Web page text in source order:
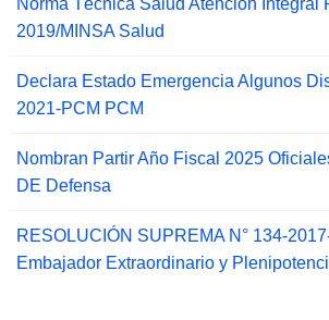
2019/MINSA Salud
Declara Estado Emergencia Algunos
2021-PCM PCM
Nombran Partir Año Fiscal 2025
DE Defensa
RESOLUCIÓN SUPREMA N° 134-
Embajador Extraordinario y